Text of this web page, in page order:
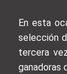
En esta
selección
tercera
ganadoras